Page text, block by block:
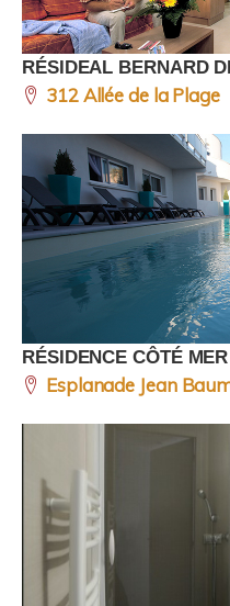
RÉSIDEAL BERNARD
312 Allée de la Plage
RÉSIDENCE CÔTÉ
Esplanade Jean